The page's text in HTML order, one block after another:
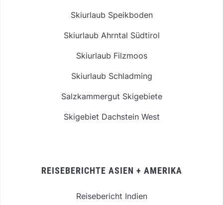
Skiurlaub Speikboden
Skiurlaub Ahrntal Südtirol
Skiurlaub Filzmoos
Skiurlaub Schladming
Salzkammergut Skigebiete
Skigebiet Dachstein West
REISEBERICHTE ASIEN + AMERIKA
Reisebericht Indien